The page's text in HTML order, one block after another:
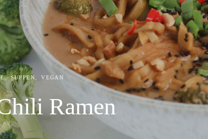
SUPPEN VEGAN
Ramen